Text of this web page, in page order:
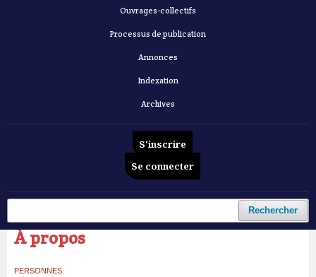
Ouvrages-collectifs
Processus de publication
Annonces
Indexation
Archives
S'inscrire
Se connecter
Rechercher
À propos
PERSONNES